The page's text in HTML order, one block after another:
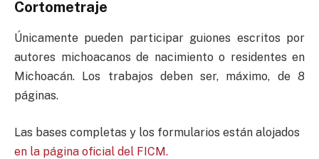
Cortometraje
Únicamente pueden participar guiones escritos por
autores michoacanos de nacimiento o residentes en
Michoacán. Los trabajos deben ser, máximo, de 8
páginas.
Las bases completas y los formularios están alojados
en la página oficial del FICM.